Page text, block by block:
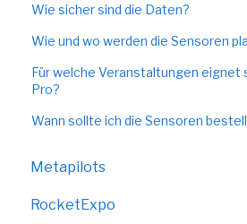
Wie sicher sind die Daten?
Wie und wo werden die Sensoren
Für welche Veranstaltungen eignet
Pro?
Wann sollte ich die Sensoren
Metapilots
VirtualShow
RocketExpo